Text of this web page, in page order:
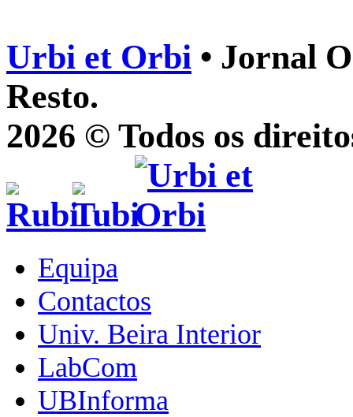
Urbi et Orbi • Jornal
Resto.
2026 © Todos os
Equipa
Contactos
Univ. Beira Interior
LabCom
UBInforma